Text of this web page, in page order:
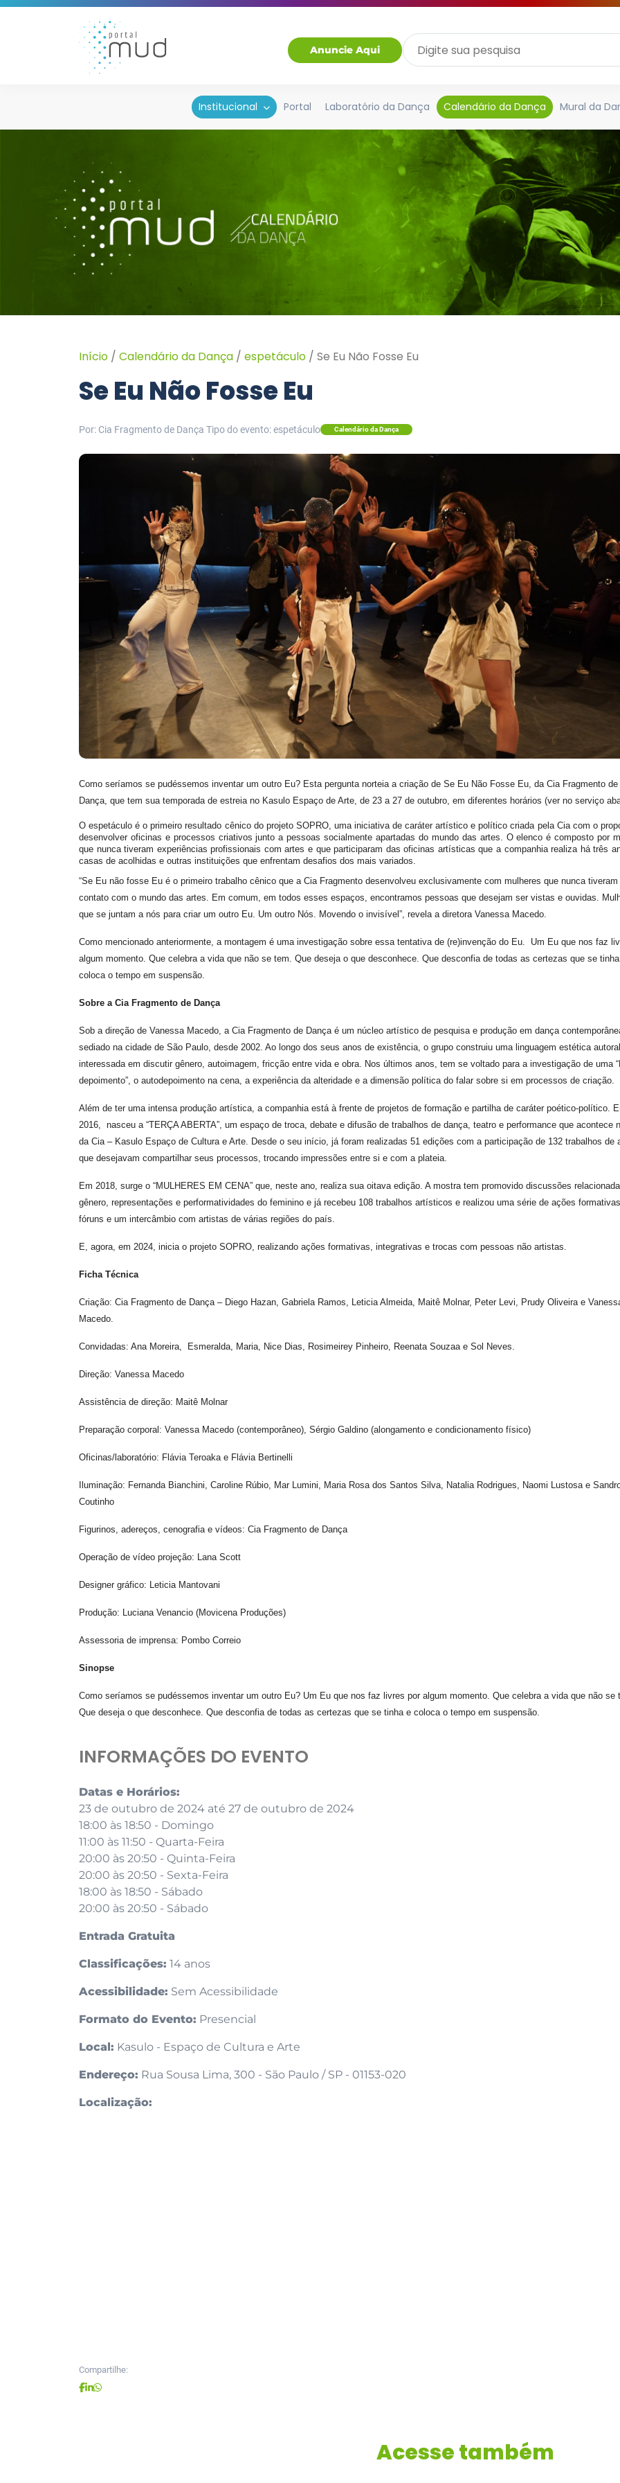
Anuncie Aqui
Institucional Portal Laboratório da Dança Calendário da Dança Mural da
Início / Calendário da Dança / espetáculo / Se Eu Não Fosse Eu
Se Eu Não Fosse Eu
Por: Cia Fragmento de Dança Tipo do evento: espetáculo Calendário da Dança
Como seríamos se pudéssemos inventar um outro Eu? Esta pergunta norteia a criação de Se Eu Não Fosse Eu, da Cia Fragmento de
Dança, que tem sua temporada de estreia no Kasulo Espaço de Arte, de 23 a 27 de outubro, em diferentes horários (ver no serviço
O espetáculo é o primeiro resultado cênico do projeto SOPRO, uma iniciativa de caráter artístico e político criada pela Cia com o
desenvolver oficinas e processos criativos junto a pessoas socialmente apartadas do mundo das artes. O elenco é composto por
que nunca tiveram experiências profissionais com artes e que participaram das oficinas artísticas que a companhia realiza há três
casas de acolhidas e outras instituições que enfrentam desafios dos mais variados.
“Se Eu não fosse Eu é o primeiro trabalho cênico que a Cia Fragmento desenvolveu exclusivamente com mulheres que nunca tiveram
contato com o mundo das artes. Em comum, em todos esses espaços, encontramos pessoas que desejam ser vistas e ouvidas.
que se juntam a nós para criar um outro Eu. Um outro Nós. Movendo o invisível”, revela a diretora Vanessa Macedo.
Como mencionado anteriormente, a montagem é uma investigação sobre essa tentativa de (re)invenção do Eu. Um Eu que nos faz
algum momento. Que celebra a vida que não se tem. Que deseja o que desconhece. Que desconfia de todas as certezas que se
coloca o tempo em suspensão.
Sobre a Cia Fragmento de Dança
Sob a direção de Vanessa Macedo, a Cia Fragmento de Dança é um núcleo artístico de pesquisa e produção em dança
sediado na cidade de São Paulo, desde 2002. Ao longo dos seus anos de existência, o grupo construiu uma linguagem estética autoral
interessada em discutir gênero, autoimagem, fricção entre vida e obra. Nos últimos anos, tem se voltado para a investigação de uma
depoimento”, o autodepoimento na cena, a experiência da alteridade e a dimensão política do falar sobre si em processos de criação.
Além de ter uma intensa produção artística, a companhia está à frente de projetos de formação e partilha de caráter poético-político.
2016, nasceu a “TERÇA ABERTA”, um espaço de troca, debate e difusão de trabalhos de dança, teatro e performance que acontece
da Cia – Kasulo Espaço de Cultura e Arte. Desde o seu início, já foram realizadas 51 edições com a participação de 132 trabalhos de
que desejavam compartilhar seus processos, trocando impressões entre si e com a plateia.
Em 2018, surge o “MULHERES EM CENA” que, neste ano, realiza sua oitava edição. A mostra tem promovido discussões
gênero, representações e performatividades do feminino e já recebeu 108 trabalhos artísticos e realizou uma série de ações
fóruns e um intercâmbio com artistas de várias regiões do país.
E, agora, em 2024, inicia o projeto SOPRO, realizando ações formativas, integrativas e trocas com pessoas não artistas.
Ficha Técnica
Criação: Cia Fragmento de Dança – Diego Hazan, Gabriela Ramos, Leticia Almeida, Maitê Molnar, Peter Levi, Prudy Oliveira e
Macedo.
Convidadas: Ana Moreira, Esmeralda, Maria, Nice Dias, Rosimeirey Pinheiro, Reenata Souzaa e Sol Neves.
Direção: Vanessa Macedo
Assistência de direção: Maitê Molnar
Preparação corporal: Vanessa Macedo (contemporâneo), Sérgio Galdino (alongamento e condicionamento físico)
Oficinas/laboratório: Flávia Teroaka e Flávia Bertinelli
Iluminação: Fernanda Bianchini, Caroline Rúbio, Mar Lumini, Maria Rosa dos Santos Silva, Natalia Rodrigues, Naomi Lustosa e
Coutinho
Figurinos, adereços, cenografia e vídeos: Cia Fragmento de Dança
Operação de vídeo projeção: Lana Scott
Designer gráfico: Leticia Mantovani
Produção: Luciana Venancio (Movicena Produções)
Assessoria de imprensa: Pombo Correio
Sinopse
Como seríamos se pudéssemos inventar um outro Eu? Um Eu que nos faz livres por algum momento. Que celebra a vida que não se
Que deseja o que desconhece. Que desconfia de todas as certezas que se tinha e coloca o tempo em suspensão.
INFORMAÇÕES DO EVENTO
Datas e Horários:
23 de outubro de 2024 até 27 de outubro de 2024
18:00 às 18:50 - Domingo
11:00 às 11:50 - Quarta-Feira
20:00 às 20:50 - Quinta-Feira
20:00 às 20:50 - Sexta-Feira
18:00 às 18:50 - Sábado
20:00 às 20:50 - Sábado
Entrada Gratuita
Classificações: 14 anos
Acessibilidade: Sem Acessibilidade
Formato do Evento: Presencial
Local: Kasulo - Espaço de Cultura e Arte
Endereço: Rua Sousa Lima, 300 - São Paulo / SP - 01153-020
Localização:
Compartilhe:
Acesse também